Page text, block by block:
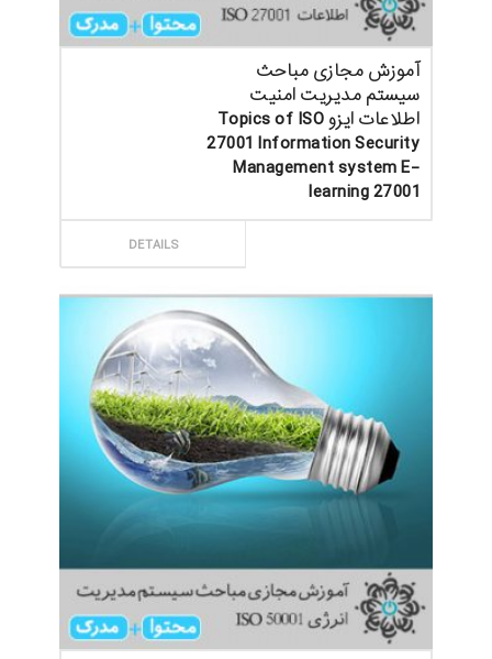
آموزش مجازی مباحث
سیستم مدیریت امنیت
اطلاعات ایزو Topics of ISO
27001 Information Security
Management system E-
learning 27001
DETAILS